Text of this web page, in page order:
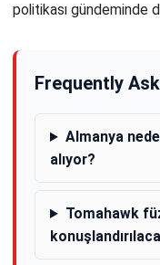
politikası gündeminde
Frequently
Almanya
alıyor?
Tomahawk